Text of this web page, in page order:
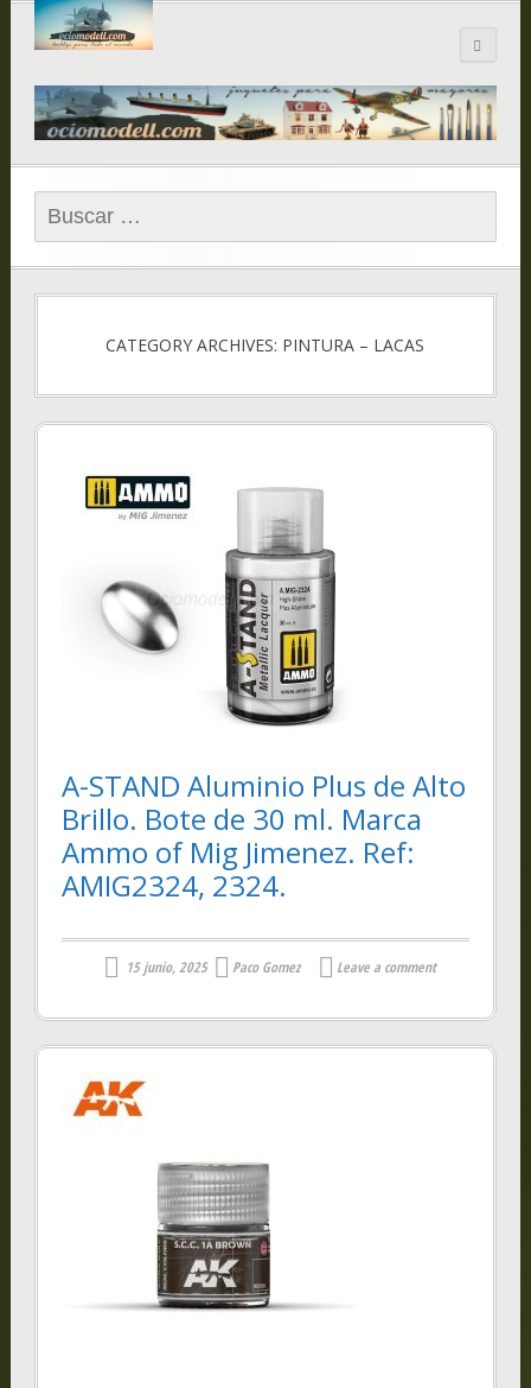
ociomodell.com
Buscar:
CATEGORY ARCHIVES: PINTURA – LACAS
A-STAND Aluminio Plus de Alto
Brillo. Bote de 30 ml. Marca
Ammo of Mig Jimenez. Ref:
AMIG2324, 2324.
15 junio, 2025 Paco Gomez Leave a comment